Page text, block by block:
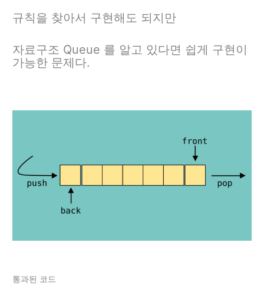
규칙을 찾아서 구현해도 되지만
자료구조 Queue 를 알고 있다면 쉽게 구현이
가능한 문제다.
통과된 코드